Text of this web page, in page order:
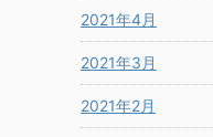
2021年4月
2021年3月
2021年2月